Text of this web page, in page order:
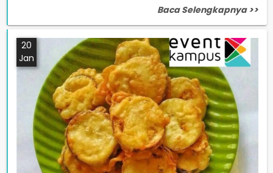
Baca Selengkapnya >>
20
Jan